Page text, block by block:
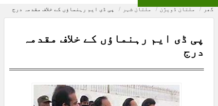
گھر ملتان ڈویژن ملتان شہر پی ڈی ایم رہنماؤں کے خلاف مقدمہ درج
پی ڈی ایم رہنماؤں کے خلاف مقدمہ
درج